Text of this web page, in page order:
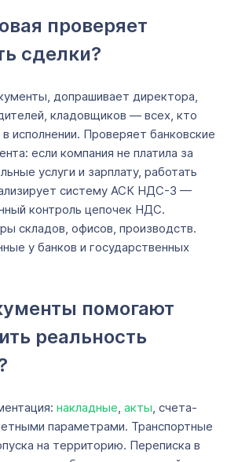
проверяет
сделки?
допрашивает директора,
кладовщиков — всех, кто
исполнении. Проверяет банковские
если компания не платила за
услуги и зарплату, работать
систему АСК НДС-3 —
контроль цепочек НДС.
складов, офисов, производств.
у банков и государственных
помогают
реальность
накладные, акты, счета-
параметрами. Транспортные
на территорию. Переписка в